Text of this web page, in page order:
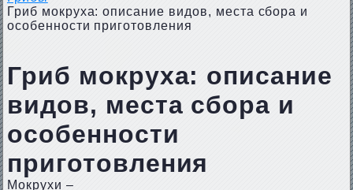
Гриб мокруха: описание видов, места сбора и
особенности приготовления
Гриб мокруха: описание
видов, места сбора и
особенности
приготовления
Мокрухи –